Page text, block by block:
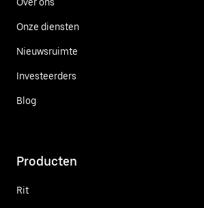
Onze diensten
Nieuwsruimte
Investeerders
Blog
Producten
Rit